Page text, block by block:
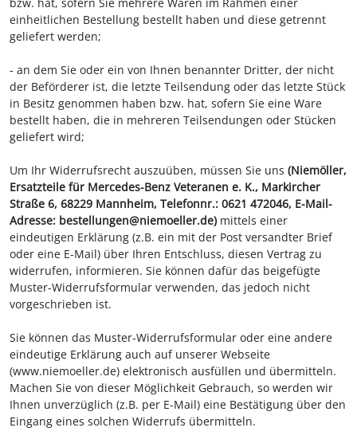
einheitlichen Bestellung bestellt haben und diese getrennt
geliefert werden;
- an dem Sie oder ein von Ihnen benannter Dritter, der nicht
der Beförderer ist, die letzte Teilsendung oder das letzte Stück
in Besitz genommen haben bzw. hat, sofern Sie eine Ware
bestellt haben, die in mehreren Teilsendungen oder Stücken
geliefert wird;
Um Ihr Widerrufsrecht auszuüben, müssen Sie uns (Niemöller,
Ersatzteile für Mercedes-Benz Veteranen e. K., Markircher
Straße 6, 68229 Mannheim, Telefonnr.: 0621 472046, E-Mail-
Adresse: bestellungen@niemoeller.de) mittels einer
eindeutigen Erklärung (z.B. ein mit der Post versandter Brief
oder eine E-Mail) über Ihren Entschluss, diesen Vertrag zu
widerrufen, informieren. Sie können dafür das beigefügte
Muster-Widerrufsformular verwenden, das jedoch nicht
vorgeschrieben ist.
Sie können das Muster-Widerrufsformular oder eine andere
eindeutige Erklärung auch auf unserer Webseite
(www.niemoeller.de) elektronisch ausfüllen und übermitteln.
Machen Sie von dieser Möglichkeit Gebrauch, so werden wir
Ihnen unverzüglich (z.B. per E-Mail) eine Bestätigung über den
Eingang eines solchen Widerrufs übermitteln.